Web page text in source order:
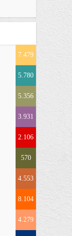
7.479
5.780
5.356
3.931
2.106
570
4.553
8.104
4.279